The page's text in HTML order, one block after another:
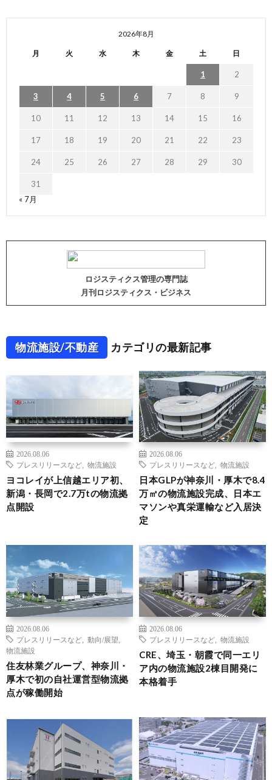
2026年8月
月 火 水 木 金 土 日
1 2
3 4 5 6 7 8 9
10 11 12 13 14 15 16
17 18 19 20 21 22 23
24 25 26 27 28 29 30
31
« 7月
ロジスティクス管理の専門誌
月刊ロジスティクス・ビジネス
物流施設/不動産 カテゴリの最新記事
2026.08.06
プレスリリースなど
物流施設
ヨコレイが上信越エリア初、
新潟・長岡で2.7万tの物流拠
点開設
2026.08.06
プレスリリースなど
物流施設
日本GLPが神奈川・厚木で8.4
万㎡の物流施設完成、日本エ
マソンや真栄運輸など入居決
定
2026.08.06
プレスリリースなど
動向/展望
物流施設
住友林業グループ、神奈川・
厚木で初の自社運営型物流拠
点が稼働開始
2026.08.06
プレスリリースなど
物流施設
CRE、埼玉・朝霞で同一エリ
ア内の物流施設2棟目開発に
本格着手